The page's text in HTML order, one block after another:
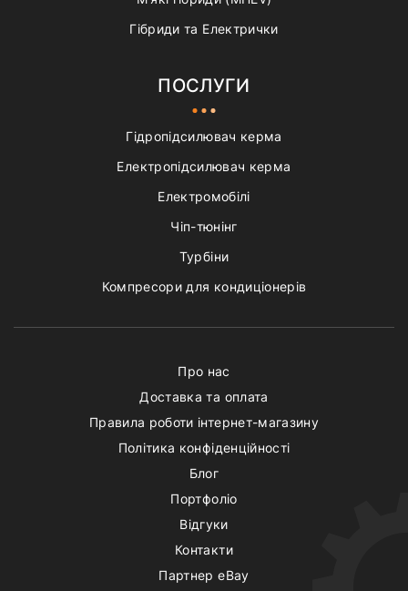
Гібриди та Електрички
ПОСЛУГИ
Гідропідсилювач керма
Електропідсилювач керма
Електромобілі
Чіп-тюнінг
Турбіни
Компресори для кондиціонерів
Про нас
Доставка та оплата
Правила роботи інтернет-магазину
Політика конфіденційності
Блог
Портфоліо
Відгуки
Контакти
Партнер eBay